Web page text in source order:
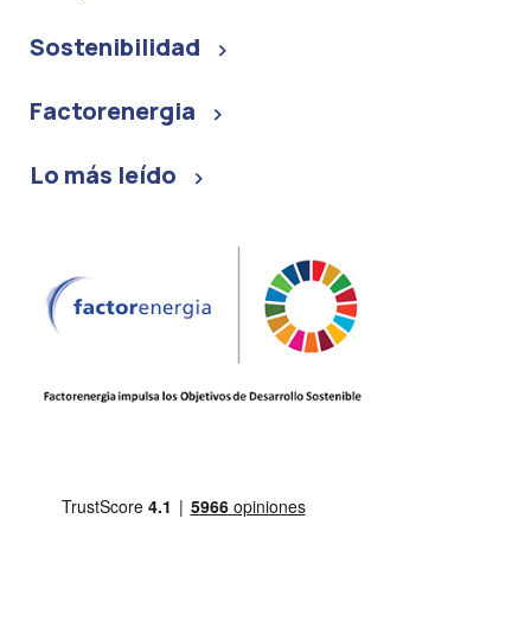
Sostenibilidad
Factorenergia
Lo más leído